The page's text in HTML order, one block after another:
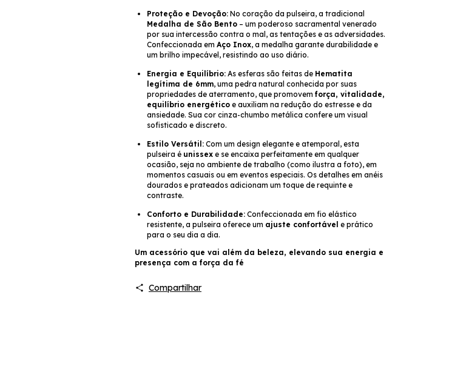
Proteção e Devoção: No coração da pulseira, a tradicional
Medalha de São Bento – um poderoso sacramental venerado
por sua intercessão contra o mal, as tentações e as adversidades.
Confeccionada em Aço Inox, a medalha garante durabilidade e
um brilho impecável, resistindo ao uso diário.
Energia e Equilíbrio: As esferas são feitas de Hematita
legítima de 6mm, uma pedra natural conhecida por suas
propriedades de aterramento, que promovem força, vitalidade,
equilíbrio energético e auxiliam na redução do estresse e da
ansiedade. Sua cor cinza-chumbo metálica confere um visual
sofisticado e discreto.
Estilo Versátil: Com um design elegante e atemporal, esta
pulseira é unissex e se encaixa perfeitamente em qualquer
ocasião, seja no ambiente de trabalho (como ilustra a foto), em
momentos casuais ou em eventos especiais. Os detalhes em anéis
dourados e prateados adicionam um toque de requinte e
contraste.
Conforto e Durabilidade: Confeccionada em fio elástico
resistente, a pulseira oferece um ajuste confortável e prático
para o seu dia a dia.
Um acessório que vai além da beleza, elevando sua energia e
presença com a força da fé
Compartilhar